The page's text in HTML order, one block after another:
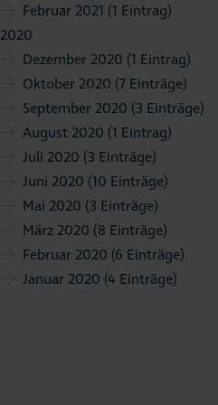
Februar 2021 (1 Eintrag)
2020
Dezember 2020 (1 Eintrag)
Oktober 2020 (7 Einträge)
September 2020 (3 Einträge)
August 2020 (1 Eintrag)
Juli 2020 (3 Einträge)
Juni 2020 (10 Einträge)
Mai 2020 (3 Einträge)
März 2020 (8 Einträge)
Februar 2020 (6 Einträge)
Januar 2020 (4 Einträge)